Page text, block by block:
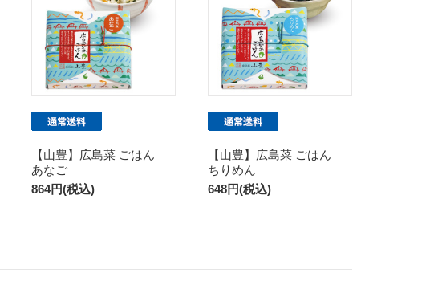
【山豊】広島菜 ごはん
あなご
864円(税込)
【山豊】広島菜 ごはん
ちりめん
648円(税込)